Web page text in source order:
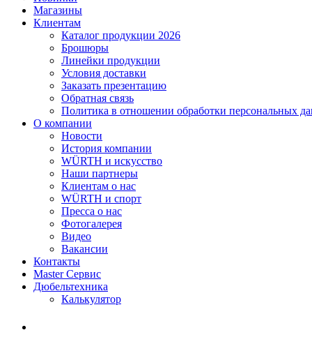
Магазины
Клиентам
Каталог продукции 2026
Брошюры
Линейки продукции
Условия доставки
Заказать презентацию
Обратная связь
Политика в отношении обработки персональных
О компании
Новости
История компании
WÜRTH и искусство
Наши партнеры
Клиентам о нас
WÜRTH и спорт
Пресса о нас
Фотогалерея
Видео
Вакансии
Контакты
Master Сервис
Дюбельтехника
Калькулятор